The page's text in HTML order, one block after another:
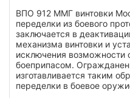
ВПО 912 ММГ винтовки
переделки из боевого
заключается в
механизма винтовки и
исключения возможности
боеприпасом.
изготавливается таким
переделки в боевое